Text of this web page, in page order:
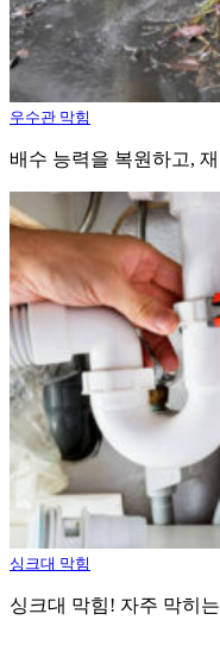
우수관 막힘
배수 능력을 복원하고,
싱크대 막힘
싱크대 막힘! 자주 막히